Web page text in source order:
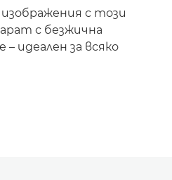
с този
с безжична
идеален за всяко